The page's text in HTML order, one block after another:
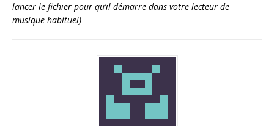
lancer le fichier pour qu’il démarre dans votre lecteur de
musique habituel)